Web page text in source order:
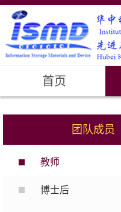
首页
团队成员
教师
博士后